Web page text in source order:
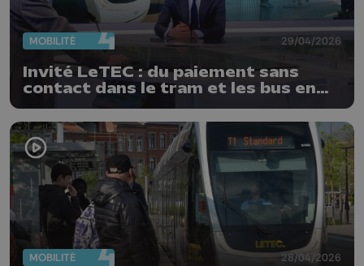
MOBILITÉ 29/04/2026
Invité LeTEC : du paiement sans
contact dans le tram et les bus en
2027
MOBILITÉ 28/04/2026